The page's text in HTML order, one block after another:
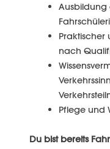
Ausbildung
Praktischer
nach
Pflege und
Du bist bereits